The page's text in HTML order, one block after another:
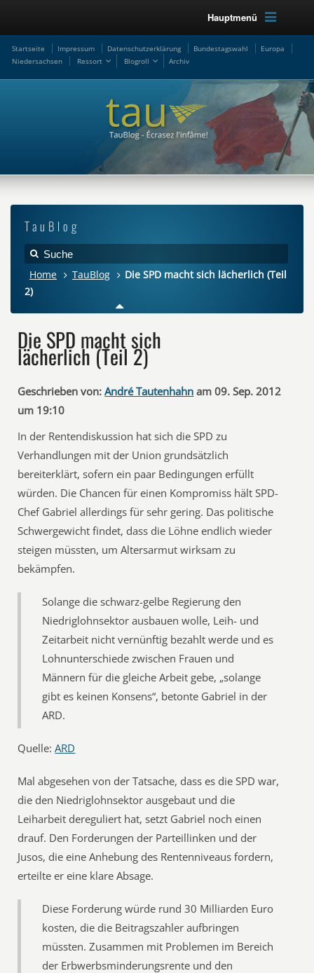
Hauptmenü
Startseite Impressum Datenschutzerklärung Bundestagswahl
Europa
Niedersachsen
Ressort Blogroll Archiv
TauBlog
Home TauBlog
Die SPD macht sich lächerlich (Teil
2)
Die SPD macht sich
lächerlich (Teil 2)
Geschrieben von: André Tautenhahn am 09. Sep. 2012
um 19:10
In der Rentendiskussion hat sich die SPD zu
Verhandlungen mit der Union grundsätzlich
bereiterklärt, sofern ein paar Bedingungen erfüllt
würden. Die Chancen für einen Kompromiss hält SPD-
Chef Gabriel allerdings für sehr gering. Das politische
Schwergewicht findet, dass die Löhne endlich wieder
steigen müssten, um Altersarmut wirksam zu
bekämpfen.
Solange die schwarz-gelbe Regierung den
Niedriglohnsektor ausbauen wolle, Leih- und
Zeitarbeit nicht vernünftig bezahlt werde und es
Lohnunterschiede zwischen Frauen und
Männern für die gleiche Arbeit gebe, „solange
gibt es keinen Konsens“, betonte Gabriel in der
ARD.
Quelle:ARD
Mal abgesehen von der Tatsache, dass es die SPD war,
die den Niedriglohnsektor ausgebaut und die
Leiharbeit dereguliert hat, setzt Gabriel noch einen
drauf. Den Forderungen der Parteillinken und der
Jusos, die eine Anhebung des Rentenniveaus fordern,
erteilte er eine klare Absage.
Diese Forderung würde rund 30 Milliarden Euro
kosten, die die Beitragszahler aufbringen
müssten. Zusammen mit Problemen im Bereich
der Erbwerbsminderungsrente und den